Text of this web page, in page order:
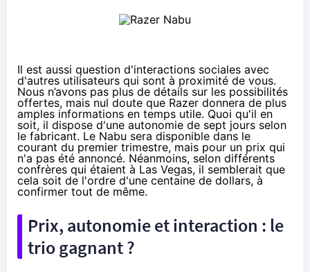
Il est aussi question d'interactions sociales avec
d'autres utilisateurs qui sont à proximité de vous.
Nous n’avons pas plus de détails sur les possibilités
offertes, mais nul doute que Razer donnera de plus
amples informations en temps utile. Quoi qu'il en
soit, il dispose d'une autonomie de sept jours selon
le fabricant. Le Nabu sera disponible dans le
courant du premier trimestre, mais pour un prix qui
n'a pas été annoncé. Néanmoins, selon différents
confrères qui étaient à Las Vegas, il semblerait que
cela soit de l'ordre d'une centaine de dollars, à
confirmer tout de même.
Prix, autonomie et interaction : le
trio gagnant ?